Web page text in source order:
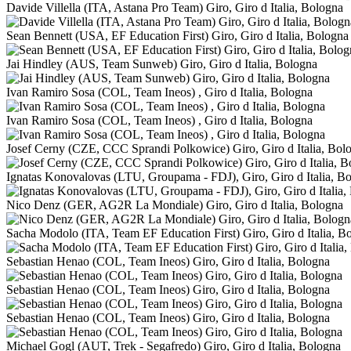
Davide Villella (ITA, Astana Pro Team) Giro, Giro d Italia, Bologna
Sean Bennett (USA, EF Education First) Giro, Giro d Italia, Bologna
Jai Hindley (AUS, Team Sunweb) Giro, Giro d Italia, Bologna
Ivan Ramiro Sosa (COL, Team Ineos) , Giro d Italia, Bologna
Ivan Ramiro Sosa (COL, Team Ineos) , Giro d Italia, Bologna
Josef Cerny (CZE, CCC Sprandi Polkowice) Giro, Giro d Italia,
Ignatas Konovalovas (LTU, Groupama - FDJ), Giro, Giro d Italia,
Nico Denz (GER, AG2R La Mondiale) Giro, Giro d Italia, Bologna
Sacha Modolo (ITA, Team EF Education First) Giro, Giro d Italia,
Sebastian Henao (COL, Team Ineos) Giro, Giro d Italia, Bologna
Sebastian Henao (COL, Team Ineos) Giro, Giro d Italia, Bologna
Sebastian Henao (COL, Team Ineos) Giro, Giro d Italia, Bologna
Michael Gogl (AUT, Trek - Segafredo) Giro, Giro d Italia, Bologna